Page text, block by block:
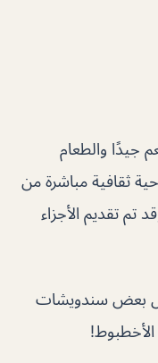
جيدًا والطعام
ثقافية مباشرة من
تم تقديم الأجزاء
بعض سندويشات
الأخطبوط!